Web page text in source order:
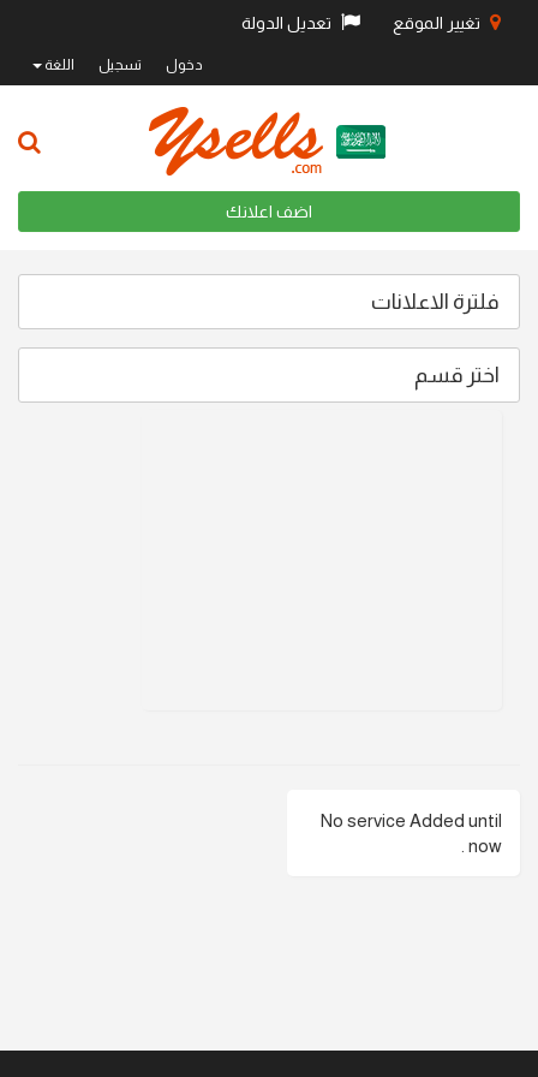
تغيير الموقع تعديل الدولة
دخول تسجيل اللغة
اضف اعلانك
فلترة الاعلانات
اختر قسم
No service Added until
now .